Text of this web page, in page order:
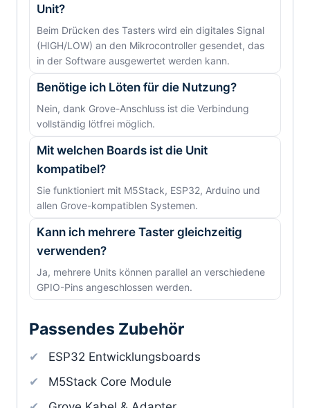
Unit?
Beim Drücken des Tasters wird ein digitales Signal
(HIGH/LOW) an den Mikrocontroller gesendet, das
in der Software ausgewertet werden kann.
Benötige ich Löten für die Nutzung?
Nein, dank Grove-Anschluss ist die Verbindung
vollständig lötfrei möglich.
Mit welchen Boards ist die Unit
kompatibel?
Sie funktioniert mit M5Stack, ESP32, Arduino und
allen Grove-kompatiblen Systemen.
Kann ich mehrere Taster gleichzeitig
verwenden?
Ja, mehrere Units können parallel an verschiedene
GPIO-Pins angeschlossen werden.
Passendes Zubehör
ESP32 Entwicklungsboards
M5Stack Core Module